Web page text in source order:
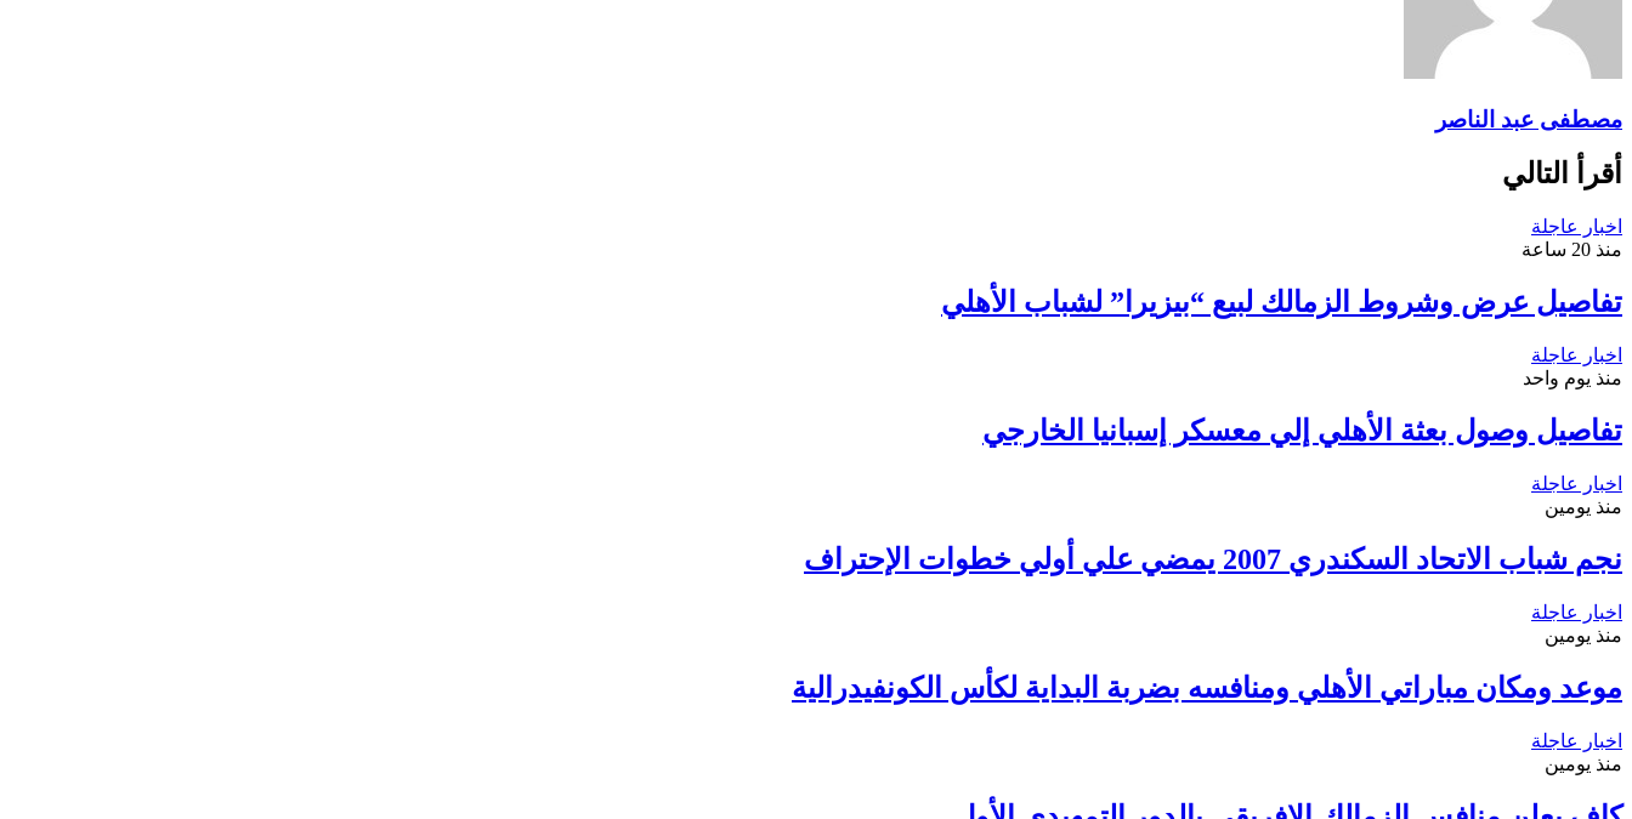
مصطفى عبد الناصر
أقرأ التالي
اخبار عاجلة
منذ 20 ساعة
تفاصيل عرض وشروط الزمالك لبيع “بيزيرا” لشباب الأهلي
اخبار عاجلة
منذ يوم واحد
تفاصيل وصول بعثة الأهلي إلي معسكر إسبانيا الخارجي
اخبار عاجلة
منذ يومين
نجم شباب الاتحاد السكندري 2007 يمضي علي أولي خطوات الإحتراف
اخبار عاجلة
منذ يومين
موعد ومكان مباراتي الأهلي ومنافسه بضربة البداية لكأس الكونفيدرالية
اخبار عاجلة
منذ يومين